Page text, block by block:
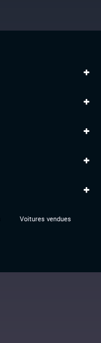
Voitures vendues